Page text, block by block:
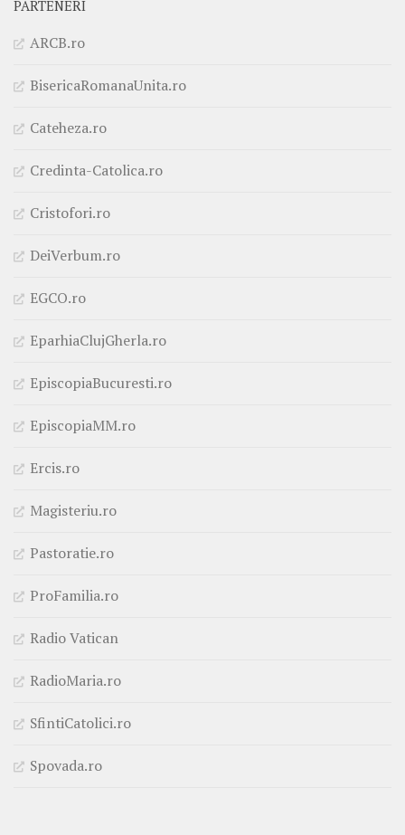
PARTENERI
ARCB.ro
BisericaRomanaUnita.ro
Cateheza.ro
Credinta-Catolica.ro
Cristofori.ro
DeiVerbum.ro
EGCO.ro
EparhiaClujGherla.ro
EpiscopiaBucuresti.ro
EpiscopiaMM.ro
Ercis.ro
Magisteriu.ro
Pastoratie.ro
ProFamilia.ro
Radio Vatican
RadioMaria.ro
SfintiCatolici.ro
Spovada.ro